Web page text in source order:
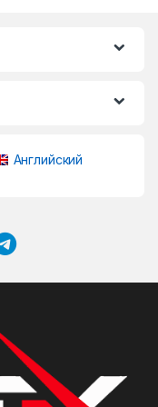
Английский